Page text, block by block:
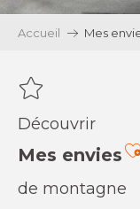
Accueil Mes
Découvrir
Mes envies
de montagne